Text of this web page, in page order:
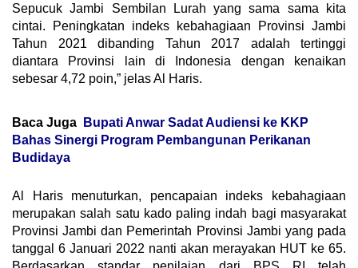
Sepucuk Jambi Sembilan Lurah yang sama sama kita
cintai. Peningkatan indeks kebahagiaan Provinsi Jambi
Tahun 2021 dibanding Tahun 2017 adalah tertinggi
diantara Provinsi lain di Indonesia dengan kenaikan
sebesar 4,72 poin,” jelas Al Haris.
Baca Juga
Bupati Anwar Sadat Audiensi ke KKP
Bahas Sinergi Program Pembangunan Perikanan
Budidaya
Al Haris menuturkan, pencapaian indeks kebahagiaan
merupakan salah satu kado paling indah bagi masyarakat
Provinsi Jambi dan Pemerintah Provinsi Jambi yang pada
tanggal 6 Januari 2022 nanti akan merayakan HUT ke 65.